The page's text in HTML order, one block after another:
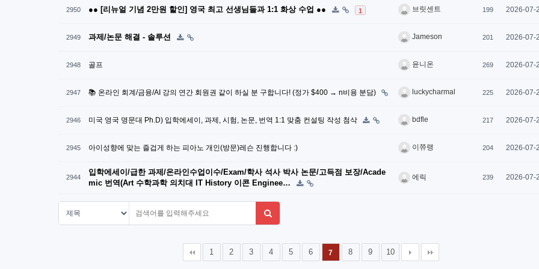
2950 ●● [리뉴얼 기념 2만원 할인] 영국 최고 선생님들과 1:1 화상 수업 ●● 1 브릿센트 199 2026-07-
2949 과제/논문 해결 - 솔루션 Jameson 201 2026-07-
2948 골프 윤니온 269 2026-07-
2947 📚 온라인 회계/금융/AI 강의 연간 회원권 같이 하실 분 구합니다! (정가 $400 → n비용 분담) luckycharmal 225 2026-07-
2946 미국 영국 명문대 Ph.D) 입학에세이, 과제, 시험, 논문, 번역 1:1 맞춤 컨설팅 작성 첨삭 bdfle 217 2026-07-
2945 아이성향에 맞는 즐겁게 하는 피아노 개인(방문)레슨 진행합니다 :) 이쮸랭 204 2026-07-
2944
입학에세이/급한 과제/온라인수업이수/Exam/학사 석사 박사 논문/고득점 보장/Acade
mic 번역(Art 수학과학 의치대 IT History 이콘 Enginee…
에릭 239 2026-07-
1 2 3 4 5 6 7 8 9 10